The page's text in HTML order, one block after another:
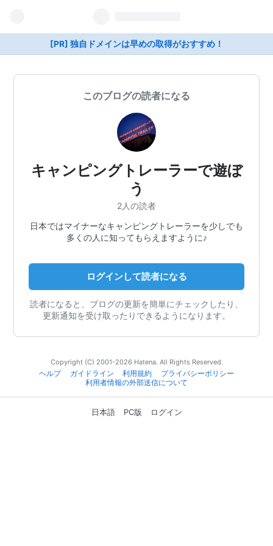
[PR] 独自ドメインは早めの取得がおすすめ！
このブログの読者になる
キャンピングトレーラーで遊ぼ
う
2人の読者
日本ではマイナーなキャンピングトレーラーを少しでも
多くの人に知ってもらえますように♪
ログインして読者になる
読者になると、ブログの更新を簡単にチェックしたり、
更新通知を受け取ったりできるようになります。
Copyright (C) 2001-2026 Hatena. All Rights Reserved.
ヘルプ
ガイドライン 利用規約
プライバシーポリシー
利用者情報の外部送信について
日本語 PC版 ログイン